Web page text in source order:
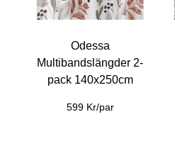
Odessa
Multibandslängder 2-
pack 140x250cm
599 Kr/par